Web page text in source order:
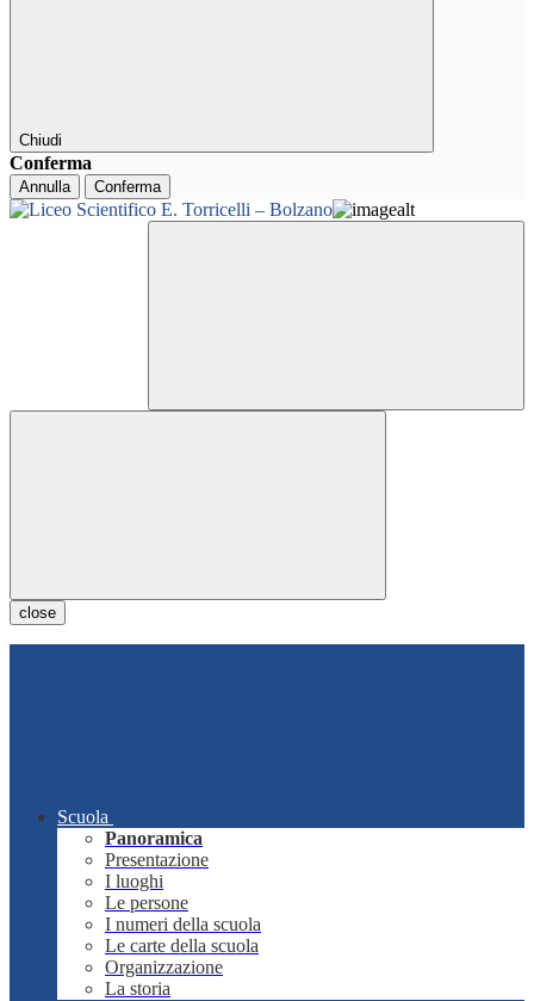
Chiudi
Conferma
Annulla Conferma
close
Scuola
Panoramica
Presentazione
I luoghi
Le persone
I numeri della scuola
Le carte della scuola
Organizzazione
La storia